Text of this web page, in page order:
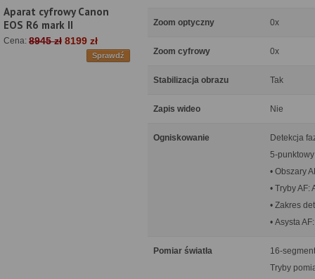
Aparat cyfrowy Canon
EOS R6 mark II
Cena: 8945 zł 8199 zł
Sprawdź
Zoom optyczny 0x
Zoom cyfrowy 0x
Stabilizacja obrazu Tak
Zapis wideo Nie
Ogniskowanie
Detekcja
5-
• Obszary
• Tryby AF:
• Zakres
• Asysta
Pomiar światła
16-
Tryby